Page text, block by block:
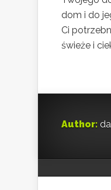
dom i do
Ci
świeże i
Author: